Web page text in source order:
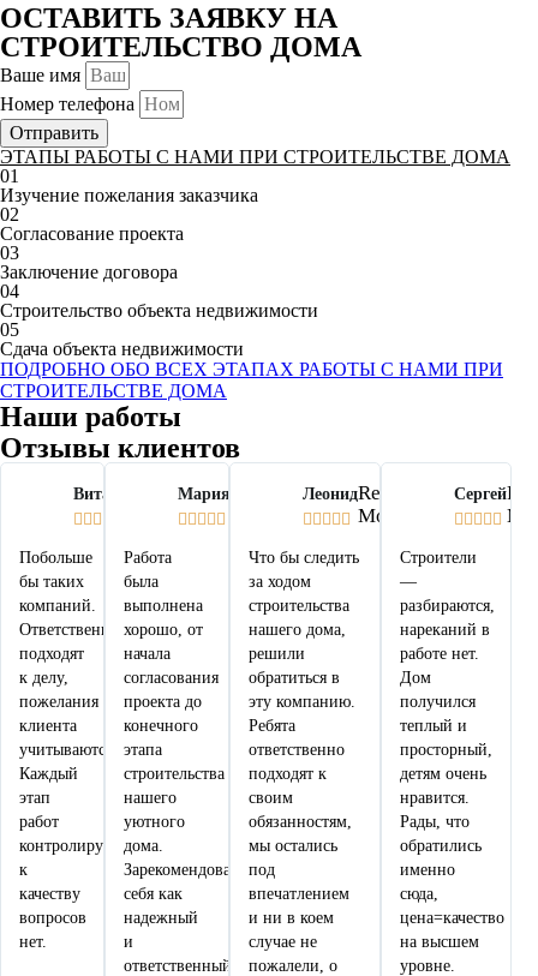
ОСТАВИТЬ ЗАЯВКУ НА
СТРОИТЕЛЬСТВО ДОМА
Ваше имя
Номер телефона
Отправить
ЭТАПЫ РАБОТЫ С НАМИ ПРИ СТРОИТЕЛЬСТВЕ ДОМА
01
Изучение пожелания заказчика
02
Согласование проекта
03
Заключение договора
04
Строительство объекта недвижимости
05
Сдача объекта недвижимости
ПОДРОБНО ОБО ВСЕХ ЭТАПАХ РАБОТЫ С НАМИ ПРИ
СТРОИТЕЛЬСТВЕ ДОМА
Наши работы
Отзывы клиентов
Виталий
  
Read
More
Побольше
бы таких
компаний.
Ответственно
подходят
к делу,
пожелания
клиента
учитываются.
Каждый
этап
работ
контролируется,
к
качеству
вопросов
нет.
Мария
    
Работа
была
выполнена
хорошо, от
начала
согласования
проекта до
конечного
этапа
строительства
нашего
уютного
дома.
Зарекомендовали
себя как
надежный
и
ответственный
Леонид
    
Read
More
Что бы следить
за ходом
строительства
нашего дома,
решили
обратиться в
эту компанию.
Ребята
ответственно
подходят к
своим
обязанностям,
мы остались
под
впечатлением
и ни в коем
случае не
пожалели, о
Сергей
    
Строители
—
разбираются,
нареканий в
работе нет.
Дом
получился
теплый и
просторный,
детям очень
нравится.
Рады, что
обратились
именно
сюда,
цена=качество
на высшем
уровне.